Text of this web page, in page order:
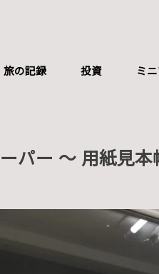
旅の記録 投資 ミ
パー ～ 用紙見本